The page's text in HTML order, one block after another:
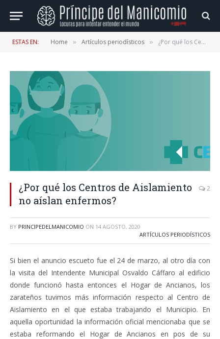
ESTAS EN: Home » Artículos periodísticos » ¿Por qué los Centros de Aislamiento no aíslan enfermos?
¿Por qué los Centros de Aislamiento
no aíslan enfermos?
2
BY PRINCIPEDELMANICOMIO ON 14 AGOSTO, 2020
ARTÍCULOS PERIODÍSTICOS
Si bien el anuncio escueto fue el 24 de marzo, al otro día con
la visita del Intendente Municipal Osvaldo Cáffaro al edificio
donde funcionó hasta entonces el Hogar de Ancianos, los
zarateños tuvimos más información respecto al Centro de
Aislamiento en el que estaba trabajando el Municipio. En
aquella oportunidad la información oficial mencionaba que se
estaba reformando el Hogar de Ancianos en pos de su